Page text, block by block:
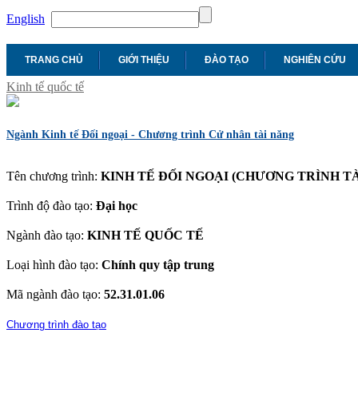
English
TRANG CHỦ GIỚI THIỆU ĐÀO TẠO NGHIÊN CỨU
Kinh tế quốc tế
Ngành Kinh tế Đối ngoại - Chương trình Cử nhân tài năng
Tên chương trình: KINH TẾ ĐỐI NGOẠI (CHƯƠNG TRÌNH
Trình độ đào tạo: Đại học
Ngành đào tạo: KINH TẾ QUỐC TẾ
Loại hình đào tạo: Chính quy tập trung
Mã ngành đào tạo: 52.31.01.06
Chương trình đào tạo